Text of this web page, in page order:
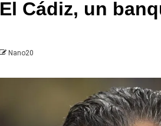
El Cádiz, un
Nano20